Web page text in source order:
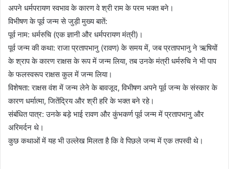
अपने धर्मपरायण स्वभाव के कारण वे श्री राम के परम भक्त बने।
विभीषण के पूर्व जन्म से जुड़ी मुख्य बातें:
पूर्व नाम: धर्मरुचि (एक ज्ञानी और धर्मपरायण मंत्री)।
पूर्व जन्म की कथा: राजा प्रतापभानु (रावण) के समय में, जब प्रतापभानु ने ऋषियों
के श्राप के कारण राक्षस के रूप में जन्म लिया, तब उनके मंत्री धर्मरुचि ने भी पाप
के फलस्वरूप राक्षस कुल में जन्म लिया।
विशेषता: राक्षस वंश में जन्म लेने के बावजूद, विभीषण अपने पूर्व जन्म के संस्कार के
कारण धर्मात्मा, जितेंद्रिय और श्री हरि के भक्त बने रहे।
संबंधित पात्र: उनके बड़े भाई रावण और कुंभकर्ण पूर्व जन्म में प्रतापभानु और
अरिमर्दन थे।
कुछ कथाओं में यह भी उल्लेख मिलता है कि वे पिछले जन्म में एक तपस्वी थे।